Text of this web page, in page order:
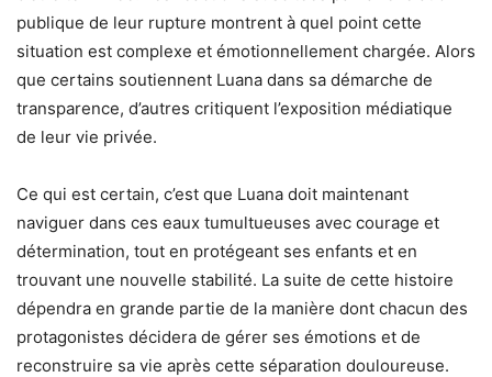
publique de leur rupture montrent à quel point cette
situation est complexe et émotionnellement chargée. Alors
que certains soutiennent Luana dans sa démarche de
transparence, d’autres critiquent l’exposition médiatique
de leur vie privée.
Ce qui est certain, c’est que Luana doit maintenant
naviguer dans ces eaux tumultueuses avec courage et
détermination, tout en protégeant ses enfants et en
trouvant une nouvelle stabilité. La suite de cette histoire
dépendra en grande partie de la manière dont chacun des
protagonistes décidera de gérer ses émotions et de
reconstruire sa vie après cette séparation douloureuse.